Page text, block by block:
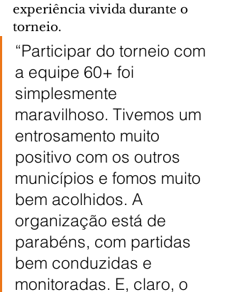
experiência vivida durante o
torneio.
“Participar do torneio com
a equipe 60+ foi
simplesmente
maravilhoso. Tivemos um
entrosamento muito
positivo com os outros
municípios e fomos muito
bem acolhidos. A
organização está de
parabéns, com partidas
bem conduzidas e
monitoradas. E, claro, o